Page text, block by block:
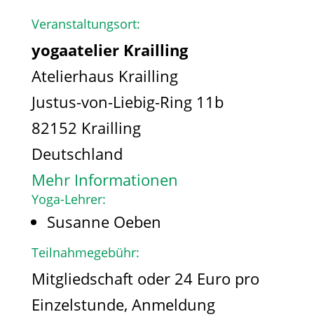
Veranstaltungsort:
yogaatelier Krailling
Atelierhaus Krailling
Justus-von-Liebig-Ring 11b
82152 Krailling
Deutschland
Mehr Informationen
Yoga-Lehrer:
Susanne Oeben
Teilnahmegebühr:
Mitgliedschaft oder 24 Euro pro
Einzelstunde, Anmeldung